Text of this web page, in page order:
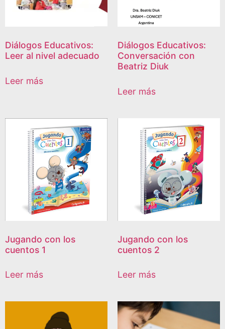
Diálogos Educativos:
Leer al nivel adecuado
Leer más
Diálogos Educativos:
Conversación con
Beatriz Diuk
Leer más
Jugando con los
cuentos 1
Leer más
Jugando con los
cuentos 2
Leer más